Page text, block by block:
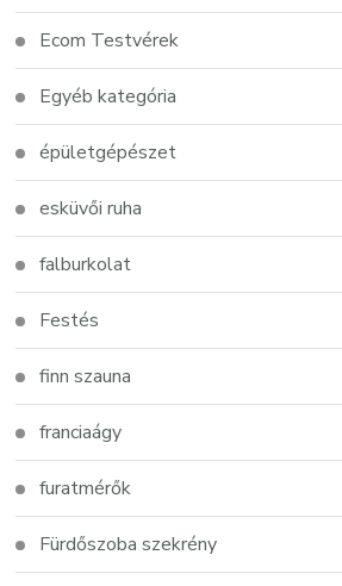
Ecom Testvérek
Egyéb kategória
épületgépészet
esküvői ruha
falburkolat
Festés
finn szauna
franciaágy
furatmérők
Fürdőszoba szekrény